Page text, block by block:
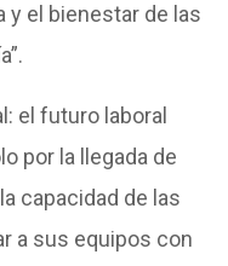
y el bienestar de las
el futuro laboral
por la llegada de
capacidad de las
a sus equipos con